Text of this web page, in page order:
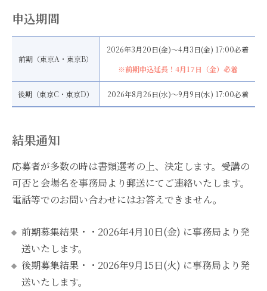
申込期間
前期（東京A・東京B）
2026年3月20日(金)〜4月3日(金) 17:00必着
※前期申込延長！4月17日（金）必着
後期（東京C・東京D） 2026年8月26日(水)〜9月9日(水) 17:00必着
結果通知
応募者が多数の時は書類選考の上、決定します。受講の
可否と会場名を事務局より郵送にてご連絡いたします。
電話等でのお問い合わせにはお答えできません。
前期募集結果・・2026年4月10日(金) に事務局より発
送いたします。
後期募集結果・・2026年9月15日(火) に事務局より発
送いたします。